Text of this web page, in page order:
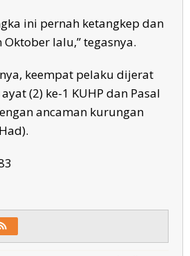
ini pernah ketangkep dan
lalu,” tegasnya.
keempat pelaku dijerat
(2) ke-1 KUHP dan Pasal
ancaman kurungan